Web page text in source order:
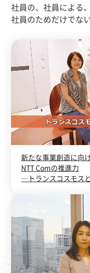
社員の、社員による、
社員のためだけでな
新たな事業創造に向
NTT Comの推進力
―トランスコスモス